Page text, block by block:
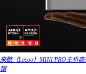
来酷（Lecoo）MINI PRO主机
银